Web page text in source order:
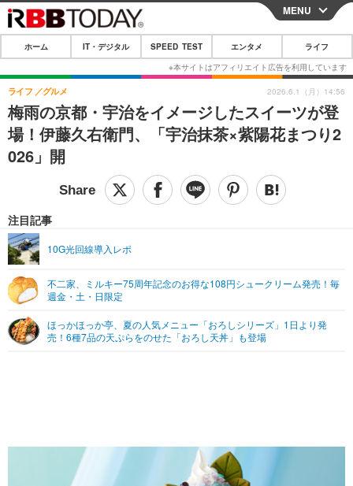
CLOSE
ホーム
IT・デジタル
IT・デジタルTOP スマートフォン
ショッピング その他
SPEED TEST
エンタメ
エンタメTOP 映画・ドラマ
音楽
グラビア ブログ
ペット
その他
リリース一覧
プッシュ通知の停止方法
MENU
ホーム IT・デジタル SPEED TEST エンタメ ライフ
梅雨の京都・宇治をイメージしたスイーツが登
場！伊藤久右衛門、「宇治抹茶×紫陽花まつり2
026」開
ライフ グルメ
注目記事
10G光回線導入レポ
不二家、ミルキー75周年記念のお得な108円シュークリーム発売！毎
週金・土・日限定
ほっかほっか亭、夏の人気メニュー「おろしシリーズ」1日より発
売！6種7品の天ぷらをのせた「おろし天丼」も登場
2026.6.1（月）14:56